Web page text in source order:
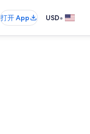
打开 App USD•